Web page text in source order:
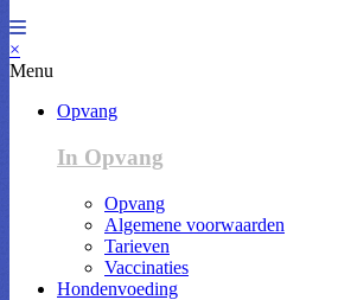
×
Menu
Opvang
In Opvang
Opvang
Algemene voorwaarden
Tarieven
Vaccinaties
Hondenvoeding